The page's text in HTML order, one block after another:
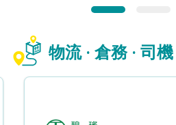
物流 · 倉務 · 司機